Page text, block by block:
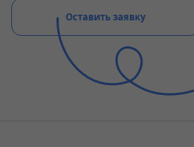
Оставить заявку